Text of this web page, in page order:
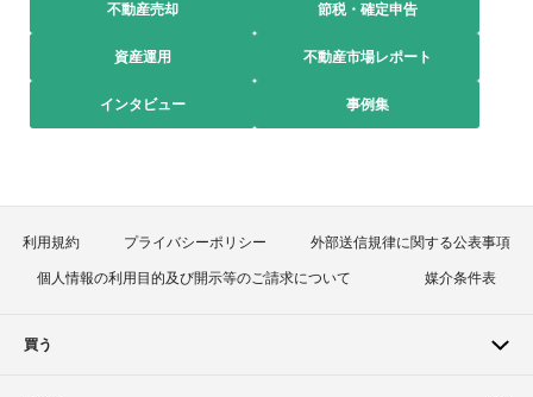
不動産売却 節税・確定申告
資産運用 不動産市場レポート
インタビュー 事例集
利用規約 プライバシーポリシー 外部送信規律に関する公表事項
個人情報の利用目的及び開示等のご請求について 媒介条件表
買う